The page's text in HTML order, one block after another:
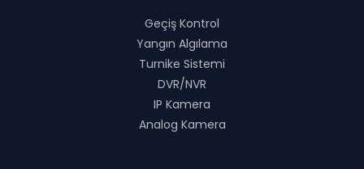
Geçiş Kontrol
Yangın Algılama
Turnike Sistemi
DVR/NVR
IP Kamera
Analog Kamera